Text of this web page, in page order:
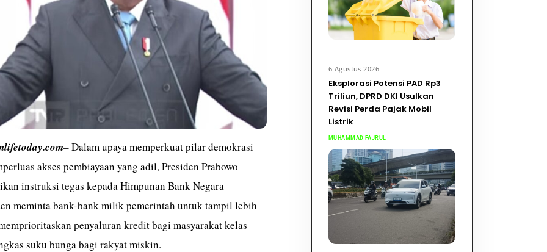
– Dalam upaya memperkuat pilar demokrasi
akses pembiayaan yang adil, Presiden Prabowo
instruksi tegas kepada Himpunan Bank Negara
meminta bank-bank milik pemerintah untuk tampil lebih
penyaluran kredit bagi masyarakat kelas
suku bunga bagi rakyat miskin.
6 Agustus 2026
Eksplorasi Potensi PAD Rp3
Triliun, DPRD DKI Usulkan
Revisi Perda Pajak Mobil
Listrik
MUHAMMAD FAJRUL